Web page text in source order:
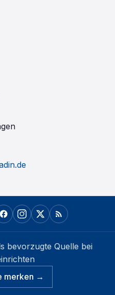
bevorzugte Quelle bei
merken →